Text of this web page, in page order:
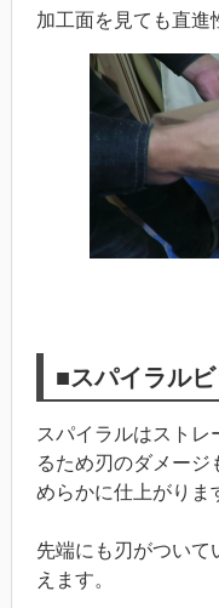
加工面を見ても直進
■スパイラル
スパイラルはストレ
るため刃のダメージ
めらかに仕上がりま
先端にも刃がついて
えます。